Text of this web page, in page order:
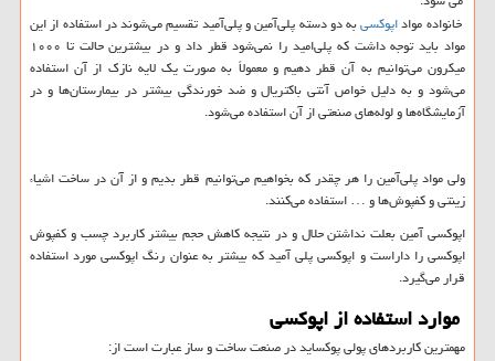
خانواده مواداپوکسیبه دو دسته پلی‌آمین و پلی‌آمید تقسیم می‌شوند در استفاده از این
مواد باید توجه داشت که پلی‌امید را نمی‌شود قطر داد و در بیشترین حالت تا ۱۰۰۰
میکرون می‌توانیم به آن قطر دهیم و معمولاً به صورت یک لایه نازک از آن استفاده
می‌شود و به دلیل خواص آنتی باکتریال و ضد خورندگی بیشتر در بیمارستان‌ها و در
آزمایشگاه‌ها و لوله‌های صنعتی از آن استفاده می‌شود.
ولی مواد پلی‌آمین را هر چقدر که بخواهیم می‌توانیم قطر بدیم و از آن در ساخت اشیاء
زینتی و کفپوش‌ها و … استفاده می‌کنند.
اپوکسی آمین بعلت نداشتن حلال و در نتیجه کاهش حجم بیشتر کاربرد چسب و کفپوش
اپوکسی را داراست و اپوکسی پلی آمید که بیشتر به عنوان رنگ اپوکسی مورد استفاده
قرار می‌گیرد.
موارد استفاده از اپوکسی
مهمترین کاربردهای پولی پوکساید در صنعت ساخت و ساز عبارت است از: